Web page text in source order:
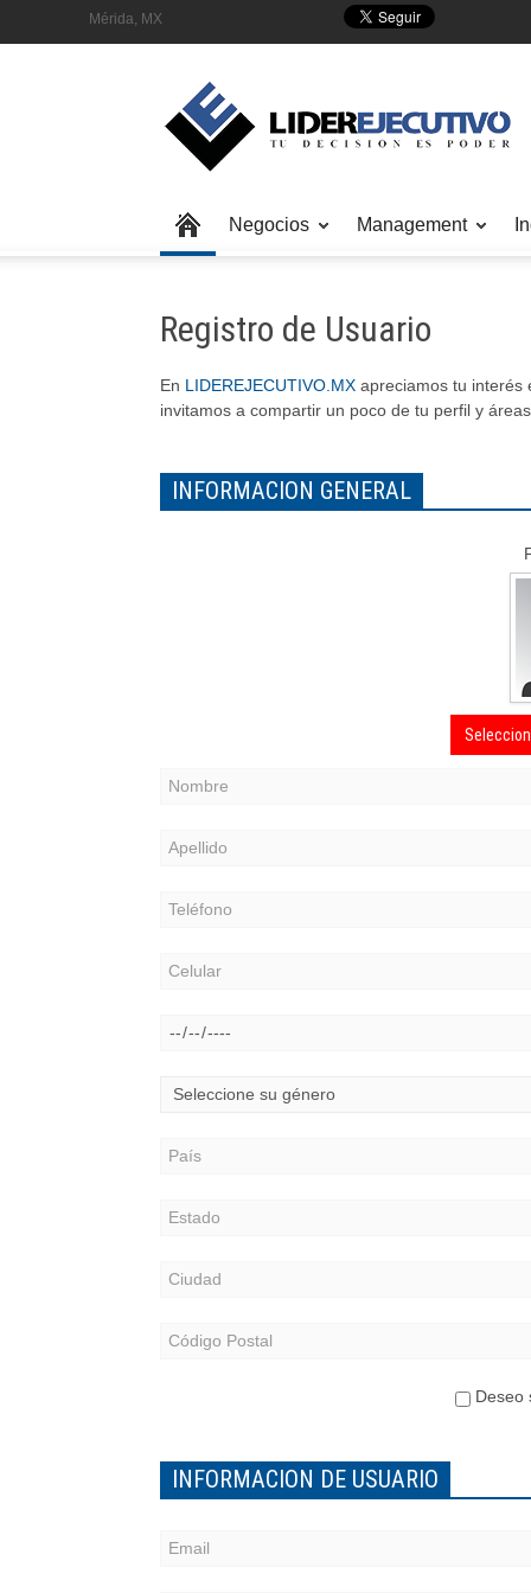
Mérida, MX
Negocios Management
Registro de Usuario
En LIDEREJECUTIVO.MX apreciamos tu interés
invitamos a compartir un poco de tu perfil y
INFORMACION GENERAL
Deseo
INFORMACION DE USUARIO